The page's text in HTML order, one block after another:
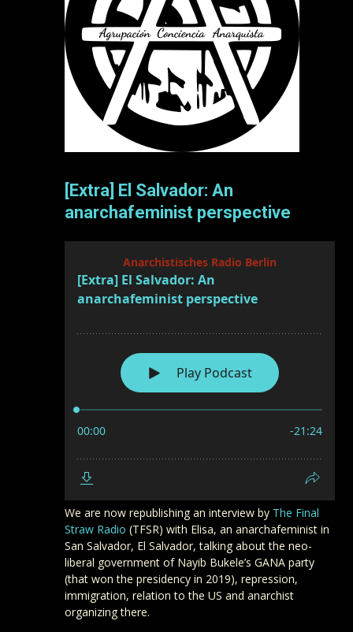
[Extra] El Salvador: An
anarchafeminist perspective
We are now republishing an interview by The Final
Straw Radio (TFSR) with Elisa, an anarchafeminist in
San Salvador, El Salvador, talking about the neo-
liberal government of Nayib Bukele’s GANA party
(that won the presidency in 2019), repression,
immigration, relation to the US and anarchist
organizing there.